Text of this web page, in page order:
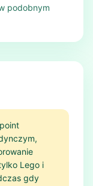
podobnym
Lego i
gdy